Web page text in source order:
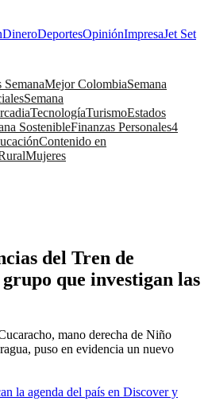
DineroDeportesOpiniónImpresaJet Set
SemanaMejor ColombiaSemana
Semana
TecnologíaTurismoEstados
SostenibleFinanzas Personales4
Contenido en
Mujeres
del Tren de
que investigan las
mano derecha de Niño
puso en evidencia un nuevo
la agenda del país en Discover y